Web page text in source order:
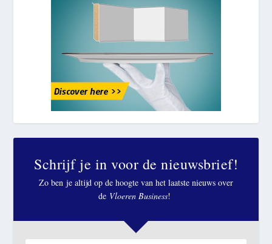
Schrijf je in voor de nieuwsbrief!
Zo ben je altijd op de hoogte van het laatste nieuws over
de Vloeren Business!